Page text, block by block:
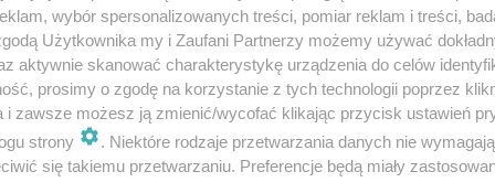
wszystkim kwas mlekowy, który w naturalny
czytamy na łamach czasopisma "Clinical,
ta skutecznie stymuluje produkcję kolagenu
utratą wody). Dzięki temu bariera
nawilżenie, ale również znacznie
wybór spersonalizowanych treści, pomiar reklam i treści,
Użytkownika my i Zaufani Partnerzy możemy używać
aktywnie skanować charakterystykę urządzenia do celów
prosimy o zgodę na korzystanie z tych technologii poprzez
i zawsze możesz ją zmienić/wycofać klikając przycisk ustawień
strony
. Niektóre rodzaje przetwarzania danych nie
się takiemu przetwarzaniu. Preferencje będą miały